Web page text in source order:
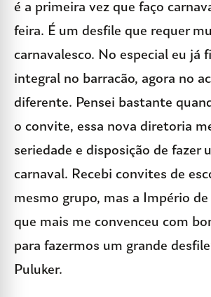
é a primeira vez que faço
feira. É um desfile que requer
carnavalesco. No especial eu já
integral no barracão, agora no
diferente. Pensei bastante
o convite, essa nova diretoria
seriedade e disposição de fazer
carnaval. Recebi convites de
mesmo grupo, mas a Império
que mais me convenceu com
para fazermos um grande
Puluker.